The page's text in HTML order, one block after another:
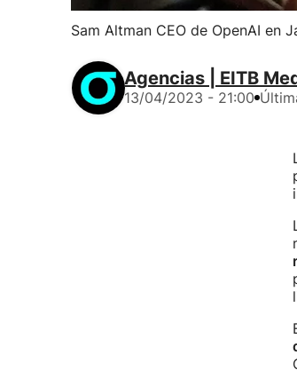
Sam Altman CEO de OpenAI en
Agencias | EITB
13/04/2023 - 21:00